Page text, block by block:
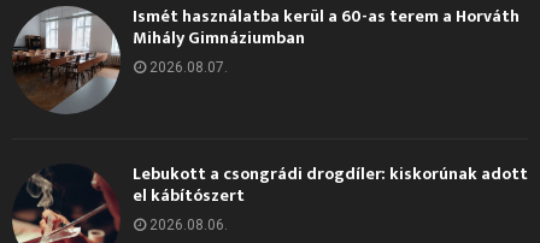
Ismét használatba kerül a 60-as terem a Horváth
Mihály Gimnáziumban
2026.08.07.
Lebukott a csongrádi drogdíler: kiskorúnak adott
el kábítószert
2026.08.06.